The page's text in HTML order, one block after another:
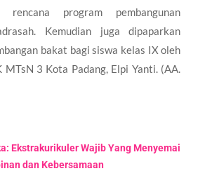
rencana program pembangunan
Kemudian juga dipaparkan
bakat bagi siswa kelas IX oleh
MTsN 3 Kota Padang, Elpi Yanti. (AA.
Ekstrakurikuler Wajib Yang Menyemai
dan Kebersamaan